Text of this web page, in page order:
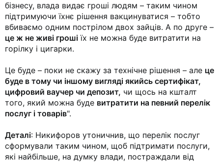
бізнесу, влада видає гроші людям – таким чином
підтримуючи їхнє рішення вакцинуватися – тобто
вбиваємо одним пострілом двох зайців. А по друге –
це ж не живі гроші їх не можна буде витратити на
горілку і цигарки.
Це буде – поки не скажу за технічне рішення – але це
буде в тому чи іншому вигляді якийсь сертифікат,
цифровий ваучер чи депозит, чи щось на кшталт
того, який можна буде витратити на певний перелік
послуг і товарів".
Деталі: Никифоров утоничнив, що перелік послуг
сформували таким чином, щоб підтримати послуги,
які найбільше, на думку влади, постраждали від